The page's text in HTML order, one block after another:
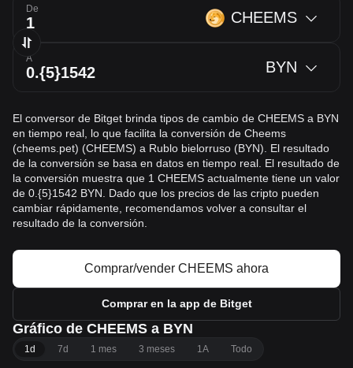
De CHEEMS
A BYN
El conversor de Bitget brinda tipos de cambio de CHEEMS a BYN
en tiempo real, lo que facilita la conversión de Cheems
(cheems.pet) (CHEEMS) a Rublo bielorruso (BYN). El resultado
de la conversión se basa en datos en tiempo real. El resultado de
la conversión muestra que 1 CHEEMS actualmente tiene un valor
de 0.{5}1542 BYN. Dado que los precios de las cripto pueden
cambiar rápidamente, recomendamos volver a consultar el
resultado de la conversión.
Comprar/vender CHEEMS ahora
Comprar en la app de Bitget
Gráfico de CHEEMS a BYN
1d 7d 1 mes 3 meses 1A Todo